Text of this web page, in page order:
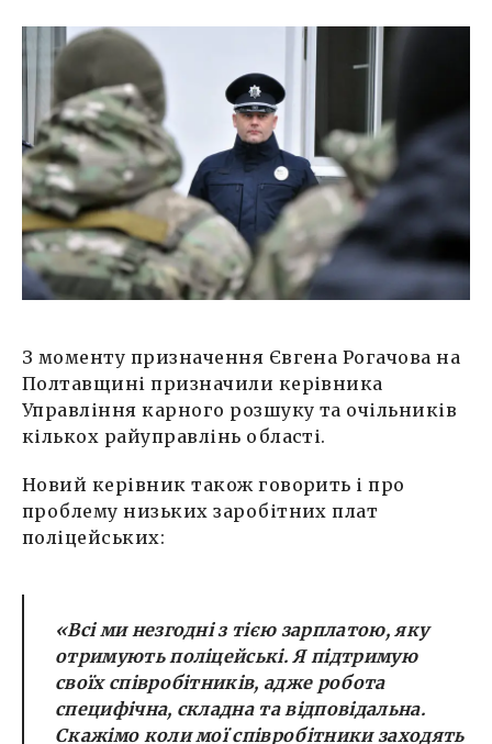
З моменту призначення Євгена Рогачова на
Полтавщині призначили керівника
Управління карного розшуку та очільників
кількох райуправлінь області.
Новий керівник також говорить і про
проблему низьких заробітних плат
поліцейських:
«Всі ми незгодні з тією зарплатою, яку
отримують поліцейські. Я підтримую
своїх співробітників, адже робота
специфічна, складна та відповідальна.
Скажімо коли мої співробітники заходять